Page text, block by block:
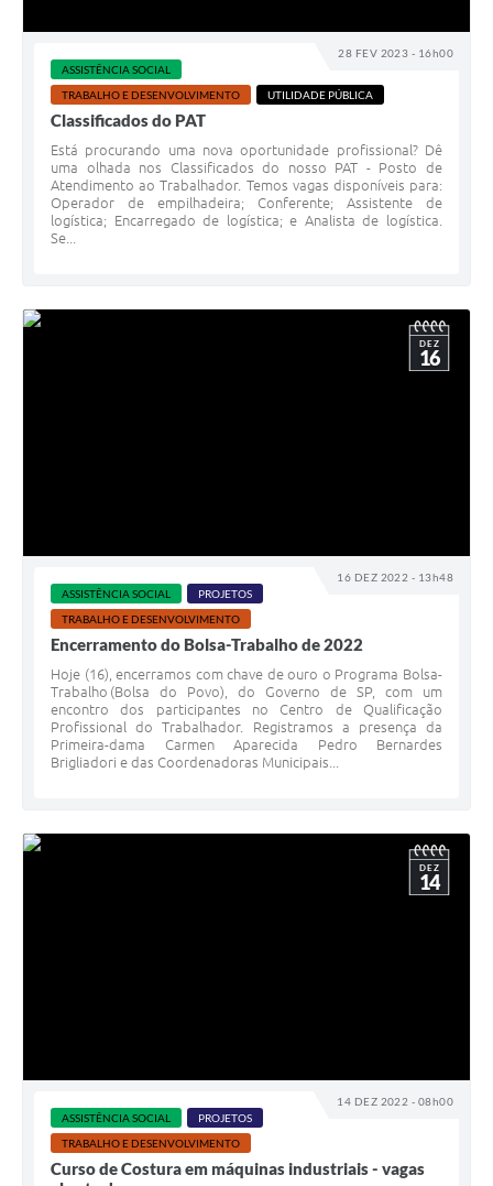
28 FEV 2023 - 16h00
ASSISTÊNCIA SOCIAL
TRABALHO E DESENVOLVIMENTO
UTILIDADE PÚBLICA
Classificados do PAT
Está procurando uma nova oportunidade profissional? Dê
uma olhada nos Classificados do nosso PAT - Posto de
Atendimento ao Trabalhador. Temos vagas disponíveis para:
Operador de empilhadeira; Conferente; Assistente de
logística; Encarregado de logística; e Analista de logística.
Se...
16 DEZ 2022 - 13h48
DEZ
16
ASSISTÊNCIA SOCIAL
PROJETOS
TRABALHO E DESENVOLVIMENTO
Encerramento do Bolsa-Trabalho de 2022
Hoje (16), encerramos com chave de ouro o Programa Bolsa-
Trabalho (Bolsa do Povo), do Governo de SP, com um
encontro dos participantes no Centro de Qualificação
Profissional do Trabalhador. Registramos a presença da
Primeira-dama Carmen Aparecida Pedro Bernardes
Brigliadori e das Coordenadoras Municipais...
14 DEZ 2022 - 08h00
DEZ
14
ASSISTÊNCIA SOCIAL
PROJETOS
TRABALHO E DESENVOLVIMENTO
Curso de Costura em máquinas industriais - vagas